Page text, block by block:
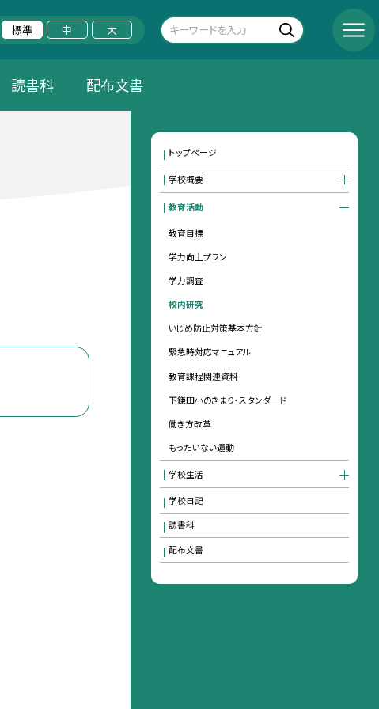
標準 中 大
読書科 配布文書
トップページ
学校概要
教育活動
教育目標
学力向上プラン
学力調査
校内研究
いじめ防止対策基本方針
緊急時対応マニュアル
教育課程関連資料
下鎌田小のきまり・スタンダード
働き方改革
もったいない運動
学校生活
学校日記
読書科
配布文書